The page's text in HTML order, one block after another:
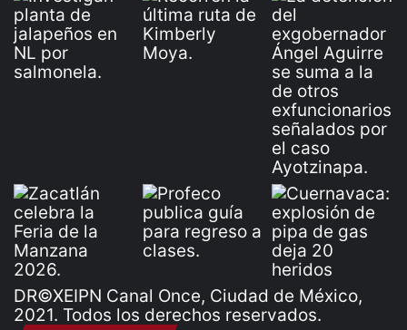
DR©XEIPN Canal Once, Ciudad de México,
2021. Todos los derechos reservados.